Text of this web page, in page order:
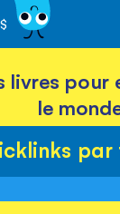
livres pour
le
par